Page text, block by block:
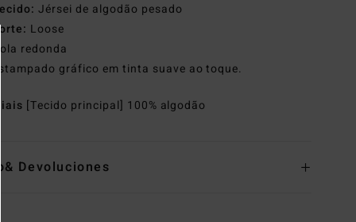
Jérsei de algodão pesado
Loose
Gola redonda
Estampado gráfico em tinta suave ao toque.
[Tecido principal] 100% algodão
Devoluciones